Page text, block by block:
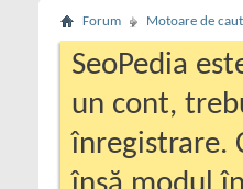
Forum Motoare de
SeoPedia
un cont,
înregistrare.